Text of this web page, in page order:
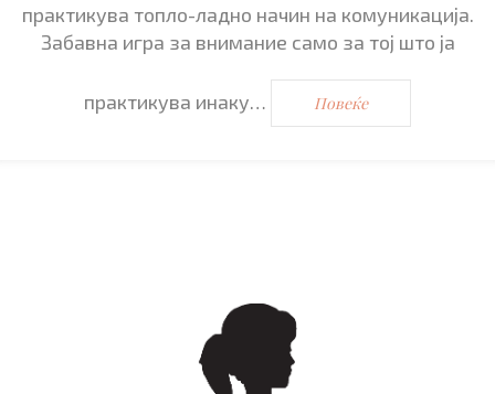
практикува топло-ладно начин на комуникација.
Забавна игра за внимание само за тој што ја
практикува инаку… Повеќе